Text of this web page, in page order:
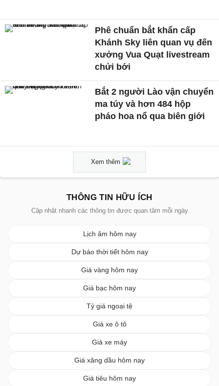
Phê chuẩn bắt khẩn cấp
Khánh Sky liên quan vụ đến
xưởng Vua Quạt livestream
chửi bới
Bắt 2 người Lào vận chuyển
ma túy và hơn 484 hộp
pháo hoa nổ qua biên giới
Xem thêm
THÔNG TIN HỮU ÍCH
Cập nhật nhanh các thông tin được quan tâm mỗi ngày
Lịch âm hôm nay
Dự báo thời tiết hôm nay
Giá vàng hôm nay
Giá bạc hôm nay
Tỷ giá ngoại tệ
Giá xe ô tô
Giá xe máy
Giá xăng dầu hôm nay
Giá tiêu hôm nay